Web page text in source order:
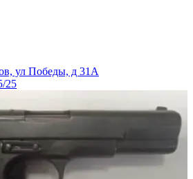
ул Победы, д 31А
25